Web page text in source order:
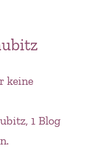
keine
1 Blog